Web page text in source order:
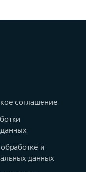
соглашение
и
данных